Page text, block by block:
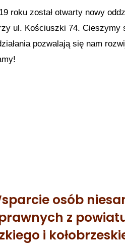
roku został otwarty nowy
ul. Kościuszki 74. Cieszymy
pozwalają się nam
osób
z
i